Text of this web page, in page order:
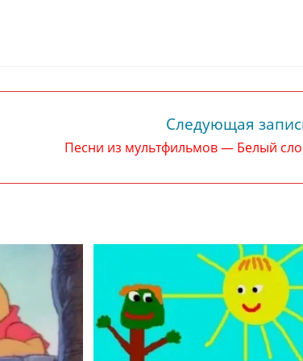
Следующая
Песни из мультфильмов — Белый